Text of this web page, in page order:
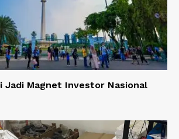
Jadi Magnet Investor Nasional